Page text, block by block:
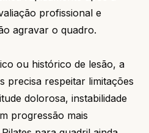
profissional e
agravar o quadro.
ou histórico de lesão, a
precisa respeitar limitações
dolorosa, instabilidade
progressão mais